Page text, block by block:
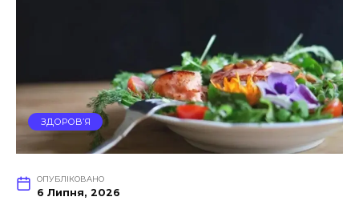
ЗДОРОВ’Я
ОПУБЛІКОВАНО
6 Липня, 2026